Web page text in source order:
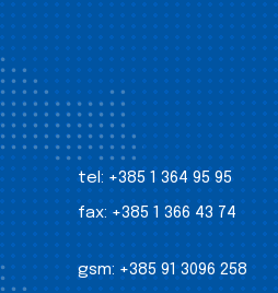
tel: +385 1 364 95 95
fax: +385 1 366 43 74
gsm: +385 91 3096 258